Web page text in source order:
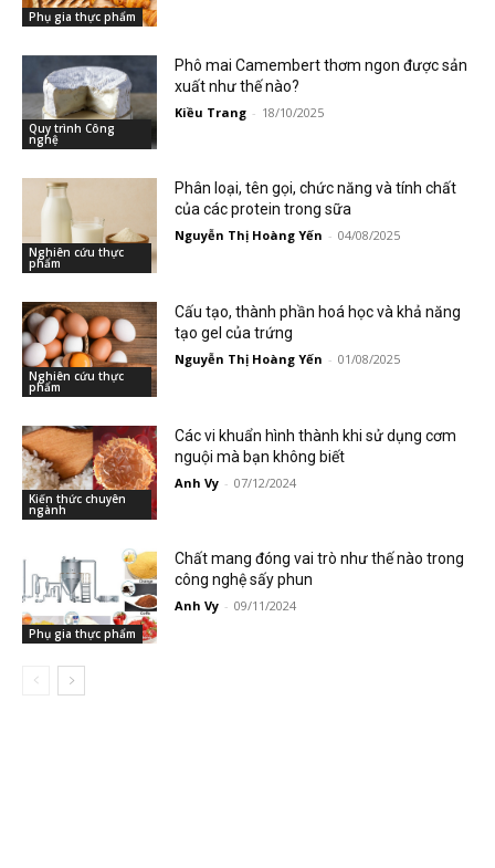
Phụ gia thực phẩm
Quy trình Công
nghệ
Phô mai Camembert thơm ngon được sản
xuất như thế nào?
Kiều Trang - 18/10/2025
Nghiên cứu thực
phẩm
Phân loại, tên gọi, chức năng và tính chất
của các protein trong sữa
Nguyễn Thị Hoàng Yến - 04/08/2025
Nghiên cứu thực
phẩm
Cấu tạo, thành phần hoá học và khả năng
tạo gel của trứng
Nguyễn Thị Hoàng Yến - 01/08/2025
Kiến thức chuyên
ngành
Các vi khuẩn hình thành khi sử dụng cơm
nguội mà bạn không biết
Anh Vy - 07/12/2024
Phụ gia thực phẩm
Chất mang đóng vai trò như thế nào trong
công nghệ sấy phun
Anh Vy - 09/11/2024